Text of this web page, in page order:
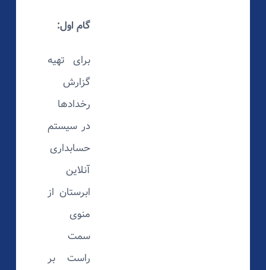
گام اول:
برای تهیه
گزارش
رخدادها
در سیستم
حسابداری
آنلاین
ابرستان از
منوی
سمت
راست بر